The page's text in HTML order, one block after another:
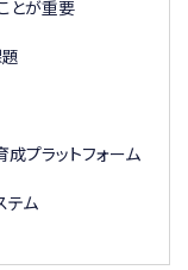
とが重要
プラットフォーム
テム